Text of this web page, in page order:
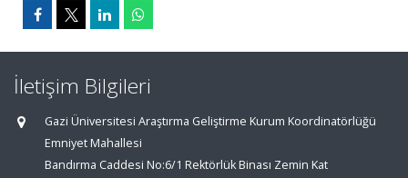
İletişim Bilgileri
Gazi Üniversitesi Araştırma Geliştirme Kurum Koordinatörlüğü
Emniyet Mahallesi
Bandırma Caddesi No:6/1 Rektörlük Binası Zemin Kat